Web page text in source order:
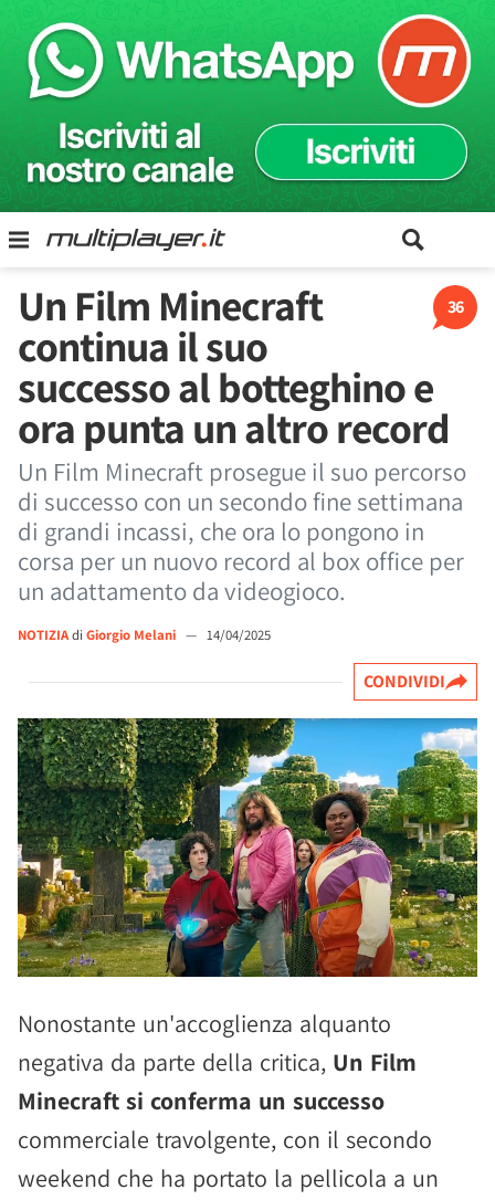
36
Un Film Minecraft
continua il suo
successo al botteghino e
ora punta un altro record
Un Film Minecraft prosegue il suo percorso
di successo con un secondo fine settimana
di grandi incassi, che ora lo pongono in
corsa per un nuovo record al box office per
un adattamento da videogioco.
NOTIZIAdi Giorgio Melani — 14/04/2025
CONDIVIDI
Nonostante un'accoglienza alquanto
negativa da parte della critica, Un Film
Minecraft si conferma un successo
commerciale travolgente, con il secondo
weekend che ha portato la pellicola a un